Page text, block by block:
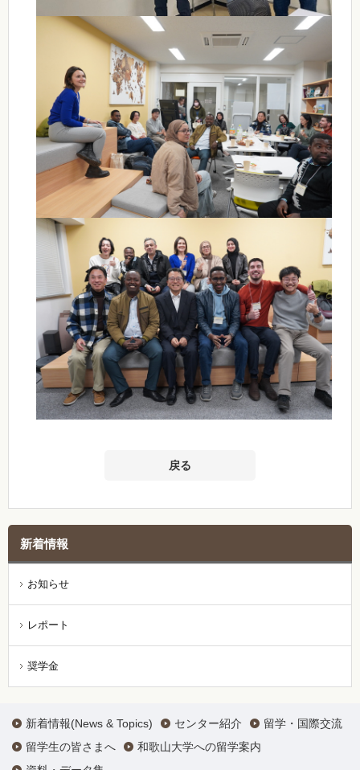
戻る
新着情報
お知らせ
レポート
奨学金
新着情報(News & Topics) センター紹介
留学・国際交流
留学生の皆さまへ
和歌山大学への留学案内